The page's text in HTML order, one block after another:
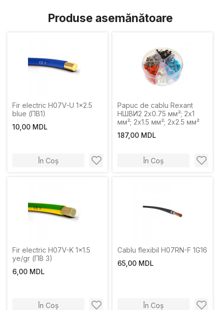
Produse asemănătoare
Fir electric H07V-U 1x2.5
blue (ПВ1)
10,00 MDL
În Coș
Papuc de cablu Rexant
НШВИ2 2х0.75 мм²; 2х1
мм²; 2х1.5 мм²; 2х2.5 мм²
187,00 MDL
În Coș
Fir electric H07V-K 1x1.5
ye/gr (ПВ 3)
6,00 MDL
În Coș
Cablu flexibil H07RN-F 1G16
65,00 MDL
În Coș